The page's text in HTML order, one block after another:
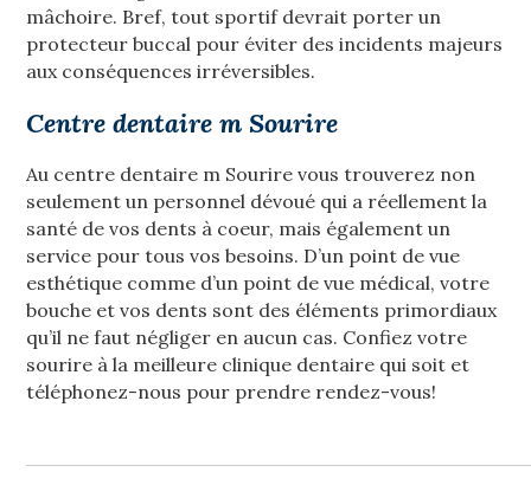
mâchoire. Bref, tout sportif devrait porter un
protecteur buccal pour éviter des incidents majeurs
aux conséquences irréversibles.
Centre dentaire m Sourire
Au centre dentaire m Sourire vous trouverez non
seulement un personnel dévoué qui a réellement la
santé de vos dents à coeur, mais également un
service pour tous vos besoins. D’un point de vue
esthétique comme d’un point de vue médical, votre
bouche et vos dents sont des éléments primordiaux
qu’il ne faut négliger en aucun cas. Confiez votre
sourire à la meilleure clinique dentaire qui soit et
téléphonez-nous pour prendre rendez-vous!